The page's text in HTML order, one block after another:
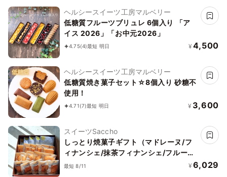
ヘルシースイーツ工房マルベリー
低糖質フルーツブリュレ 6個入り 「ア
イス 2026」「お中元2026」
4.75(4)最短 明日 ¥ 4,500
ヘルシースイーツ工房マルベリー
低糖質焼き菓子セット☆8個入り 砂糖不
使用！
4.71(7)最短 明日 ¥ 3,600
スイーツSaccho
しっとり焼菓子ギフト（マドレーヌ/フ
ィナンシェ/抹茶フィナンシェ/フルーツ
パウンド・各5）
最短 8/11 ¥ 6,029